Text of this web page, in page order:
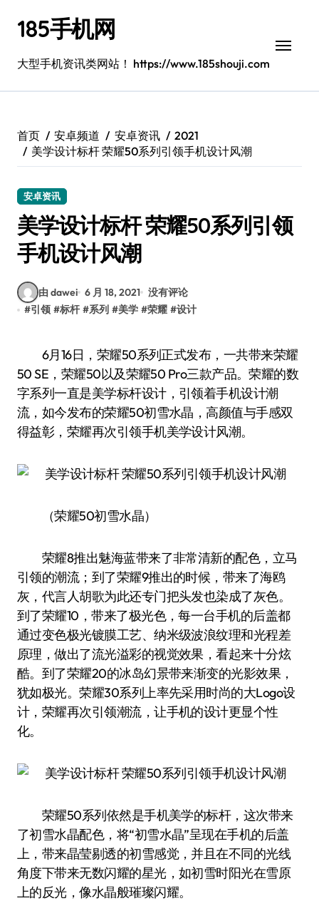
185手机网
大型手机资讯类网站！ https://www.185shouji.com
首页 安卓频道 安卓资讯
2021
美学设计标杆 荣耀50系列引领手机设计风潮
安卓资讯
美学设计标杆 荣耀50系列引领
手机设计风潮
由 dawei 6 月 18, 2021 没有评论
#引领 #标杆 #系列 #美学 #荣耀 #设计
6月16日，荣耀50系列正式发布，一共带来荣耀
50 SE，荣耀50以及荣耀50 Pro三款产品。荣耀的数
字系列一直是美学标杆设计，引领着手机设计潮
流，如今发布的荣耀50初雪水晶，高颜值与手感双
得益彰，荣耀再次引领手机美学设计风潮。
（荣耀50初雪水晶）
荣耀8推出魅海蓝带来了非常清新的配色，立马
引领的潮流；到了荣耀9推出的时候，带来了海鸥
灰，代言人胡歌为此还专门把头发也染成了灰色。
到了荣耀10，带来了极光色，每一台手机的后盖都
通过变色极光镀膜工艺、纳米级波浪纹理和光程差
原理，做出了流光溢彩的视觉效果，看起来十分炫
酷。到了荣耀20的冰岛幻景带来渐变的光影效果，
犹如极光。荣耀30系列上率先采用时尚的大Logo设
计，荣耀再次引领潮流，让手机的设计更显个性
化。
荣耀50系列依然是手机美学的标杆，这次带来
了初雪水晶配色，将“初雪水晶”呈现在手机的后盖
上，带来晶莹剔透的初雪感觉，并且在不同的光线
角度下带来无数闪耀的星光，如初雪时阳光在雪原
上的反光，像水晶般璀璨闪耀。